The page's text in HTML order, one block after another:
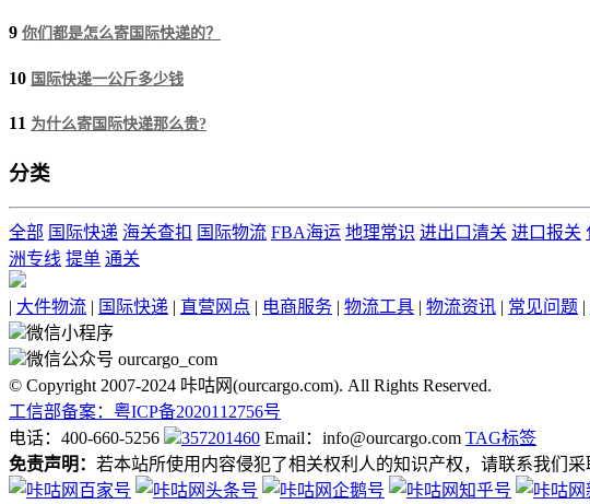
9 你们都是怎么寄国际快递的？
10 国际快递一公斤多少钱
11 为什么寄国际快递那么贵?
分类
全部 国际快递 海关查扣 国际物流 FBA海运 地理常识 进出口清关 进口报关
洲专线 提单 通关
| 大件物流 | 国际快递 | 直营网点 | 电商服务 | 物流工具 | 物流资讯 | 常见问题 |
微信小程序
微信公众号 ourcargo_com
© Copyright 2007-2024 咔咕网(ourcargo.com). All Rights Reserved.
工信部备案：粤ICP备2020112756号
电话：400-660-5256
357201460 Email：info@ourcargo.com TAG标签
免责声明： 若本站所使用内容侵犯了相关权利人的知识产权，请联系我们